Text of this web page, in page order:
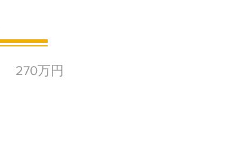
270万円